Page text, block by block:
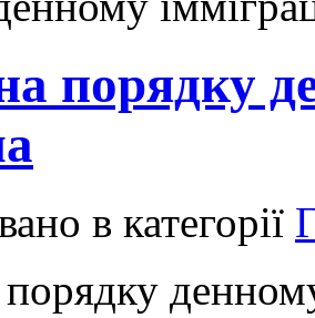
порядку
в категорії